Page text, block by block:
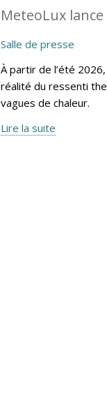
MeteoLux
Salle de presse
À partir de l’été
réalité du ressenti
vagues de chaleur.
Lire la suite